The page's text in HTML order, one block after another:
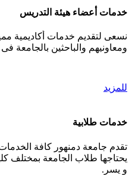
خدمات أعضاء هيئة التدريس
نسعى لتقديم خدمات أكاديمية
ومعاونيهم والباحثين
للمزيد
خدمات طلابية
تقدم جامعة دمنهور كافة الخدمات
يحتاجها طلاب الجامعة بمختلف
و يسر.